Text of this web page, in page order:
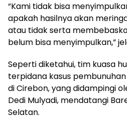
“Kami tidak bisa
apakah hasilnya akan
atau tidak serta
belum bisa menyimpulkan,”
Seperti diketahui, tim kuasa
terpidana kasus
di Cirebon, yang didampingi
Dedi Mulyadi, mendatangi
Selatan.